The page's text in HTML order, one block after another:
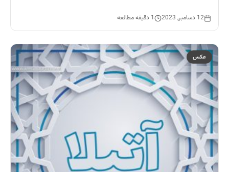
12 دسامبر, 2023 1 دقیقه مطالعه
عکس